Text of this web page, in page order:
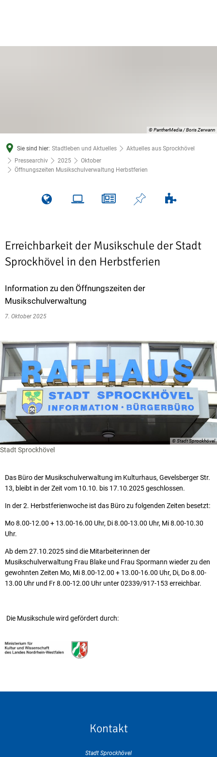
© PantherMedia / Boris Zerwann
Sie sind hier: Stadtleben und Aktuelles
Aktuelles aus Sprockhövel
Pressearchiv
2025
Oktober
Öffnungszeiten Musikschulverwaltung Herbstferien
Erreichbarkeit der Musikschule der Stadt
Sprockhövel in den Herbstferien
Information zu den Öffnungszeiten der
Musikschulverwaltung
7. Oktober 2025
© Stadt Sprockhövel
Stadt Sprockhövel
Das Büro der Musikschulverwaltung im Kulturhaus, Gevelsberger Str.
13, bleibt in der Zeit vom 10.10. bis 17.10.2025 geschlossen.
In der 2. Herbstferienwoche ist das Büro zu folgenden Zeiten besetzt:
Mo 8.00-12.00 + 13.00-16.00 Uhr, Di 8.00-13.00 Uhr, Mi 8.00-10.30
Uhr.
Ab dem 27.10.2025 sind die Mitarbeiterinnen der
Musikschulverwaltung Frau Blake und Frau Spormann wieder zu den
gewohnten Zeiten Mo, Mi 8.00-12.00 + 13.00-16.00 Uhr, Di, Do 8.00-
13.00 Uhr und Fr 8.00-12.00 Uhr unter 02339/917-153 erreichbar.
Die Musikschule wird gefördert durch:
Kontakt
Stadt Sprockhövel